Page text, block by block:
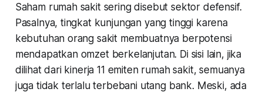
Saham rumah sakit sering disebut sektor defensif.
Pasalnya, tingkat kunjungan yang tinggi karena
kebutuhan orang sakit membuatnya berpotensi
mendapatkan omzet berkelanjutan. Di sisi lain, jika
dilihat dari kinerja 11 emiten rumah sakit, semuanya
juga tidak terlalu terbebani utang bank. Meski, ada